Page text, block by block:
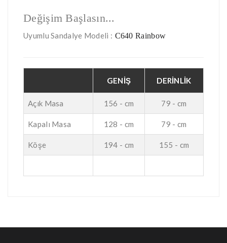
Değişim Başlasın...
Uyumlu Sandalye Modeli : C640 Rainbow
GENİŞ DERİNLİK
Açık Masa 156 - cm 79 - cm
Kapalı Masa 128 - cm 79 - cm
Köşe 194 - cm 155 - cm